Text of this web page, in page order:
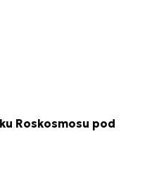
Roskosmosu pod